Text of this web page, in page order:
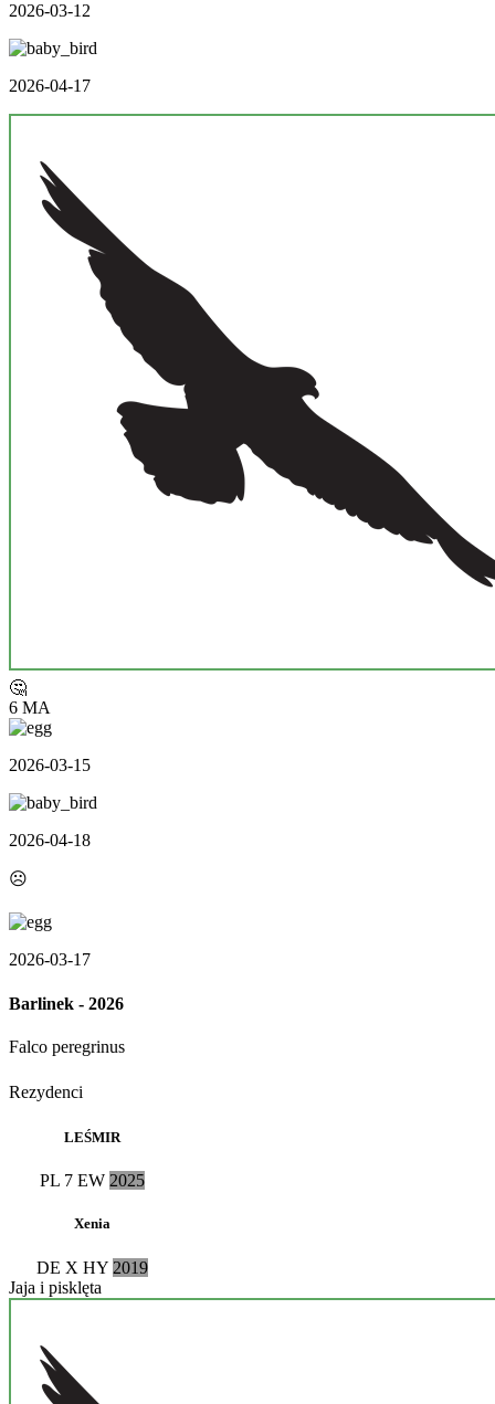
2026-03-12
2026-04-17
🤔
6 MA
2026-03-15
2026-04-18
☹️
2026-03-17
Barlinek - 2026
Falco peregrinus
Rezydenci
LEŚMIR
PL 7 EW 2025
Xenia
DE X HY 2019
Jaja i pisklęta